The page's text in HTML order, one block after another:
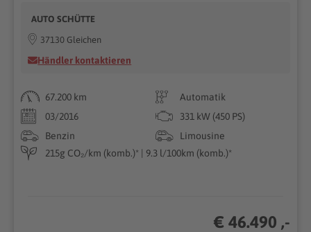
AUTO SCHÜTTE
37130 Gleichen
Händler kontaktieren
67.200 km
Automatik
03/2016
331 kW (450 PS)
Benzin
Limousine
215g CO₂/km (komb.)* | 9.3 l/100km (komb.)*
€ 46.490 ,-